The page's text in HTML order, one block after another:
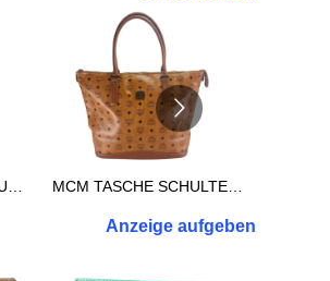
✅MCM SHOPPER SCHULTERTASCHE REISETASCHE TASCHE XXL COGNAC 3038 MCM TASCHE SCHULTERTASCHE vintmarket.de SHOPPER XL COGNAC 2714
Anzeige aufgeben